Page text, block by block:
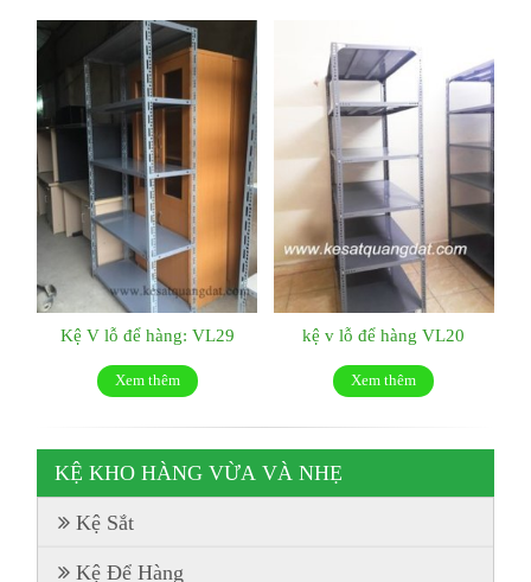
Kệ V lỗ để hàng: VL29
Xem thêm
kệ v lỗ để hàng VL20
Xem thêm
KỆ KHO HÀNG VỪA VÀ NHẸ
Kệ Sắt
Kệ Để Hàng